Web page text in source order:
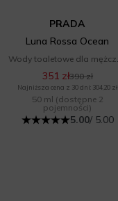
PRADA
Luna Rossa Ocean
351 zł390 zł
Najniższa cena z 30 dni: 304,20 zł
50 ml (dostępne 2
pojemności)
5.00/ 5.00